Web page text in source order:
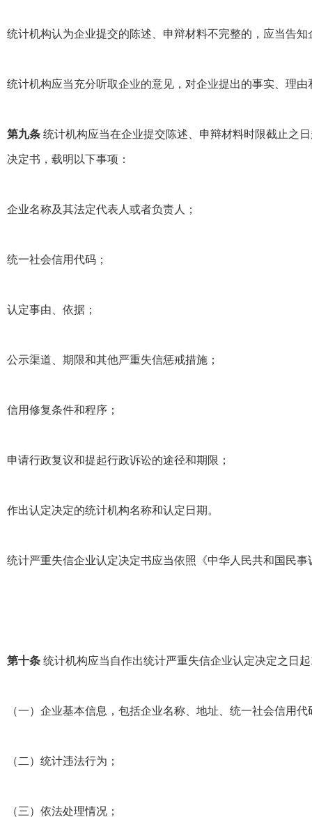
统计机构认为企业提交的陈述、申辩材料不完整的，应当告
统计机构应当充分听取企业的意见，对企业提出的事实、理
第九条 统计机构应当在企业提交陈述、申辩材料时限截止之
决定书，载明以下事项：
企业名称及其法定代表人或者负责人；
统一社会信用代码；
认定事由、依据；
公示渠道、期限和其他严重失信惩戒措施；
信用修复条件和程序；
申请行政复议和提起行政诉讼的途径和期限；
作出认定决定的统计机构名称和认定日期。
统计严重失信企业认定决定书应当依照《中华人民共和国民
第十条 统计机构应当自作出统计严重失信企业认定决定之日起
（一）企业基本信息，包括企业名称、地址、统一社会信用
（二）统计违法行为；
（三）依法处理情况；